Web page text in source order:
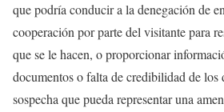
que podría conducir a la denegación de
cooperación por parte del visitante para
que se le hacen, o proporcionar
documentos o falta de credibilidad de los
sospecha que pueda representar una